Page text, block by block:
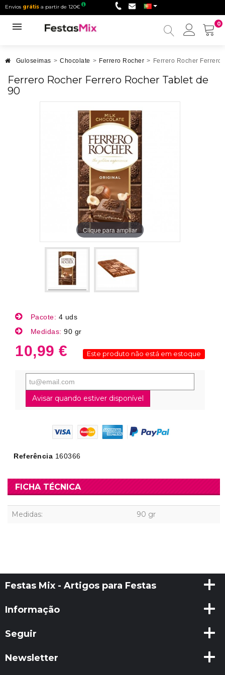
Envios grátis a partir de 120€
0
Minha
Guloseimas > Chocolate > Ferrero Rocher > Ferrero Rocher Ferrero
Ferrero Rocher Ferrero Rocher Tablet de
90
Clique para ampliar
Pacote: 4 uds
Medidas: 90 gr
10,99 € Este produto não está em estoque
Avisar quando estiver disponível
Referência 160366
FICHA TÉCNICA
Medidas: 90 gr
Festas Mix - Artigos para Festas
Informação
Seguir
Newsletter